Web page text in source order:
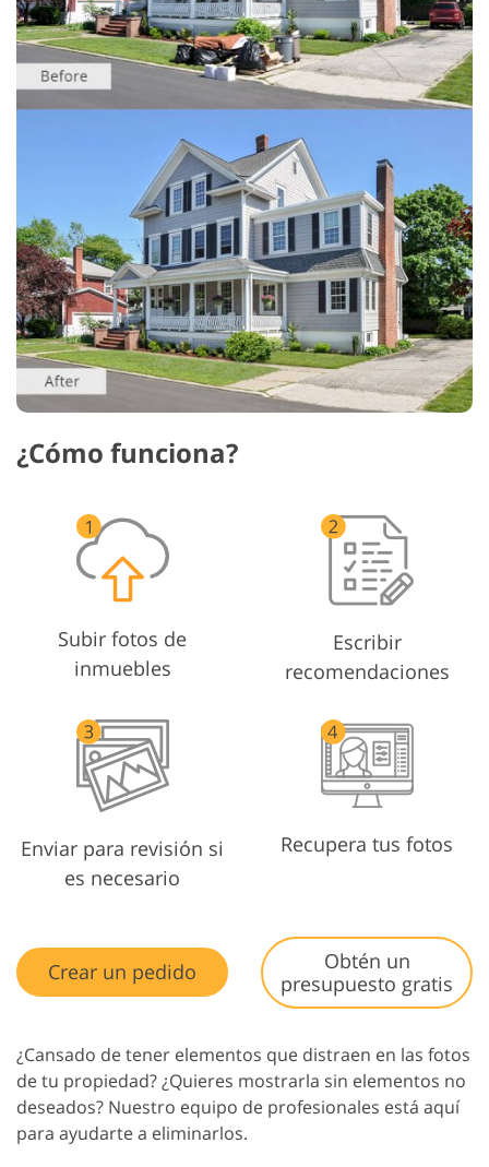
¿Cómo funciona?
Subir fotos de
inmuebles
Escribir
recomendaciones
Enviar para revisión si
es necesario
Recupera tus fotos
Crear un pedido
Obtén un
presupuesto gratis
¿Cansado de tener elementos que distraen en las fotos
de tu propiedad? ¿Quieres mostrarla sin elementos no
deseados? Nuestro equipo de profesionales está aquí
para ayudarte a eliminarlos.